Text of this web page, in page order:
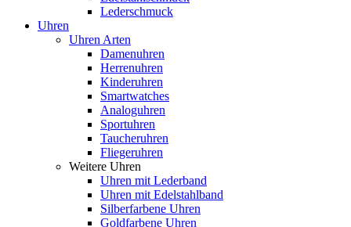
Lederschmuck
Uhren
Uhren Arten
Damenuhren
Herrenuhren
Kinderuhren
Smartwatches
Analoguhren
Sportuhren
Taucheruhren
Fliegeruhren
Weitere Uhren
Uhren mit Lederband
Uhren mit Edelstahlband
Silberfarbene Uhren
Goldfarbene Uhren